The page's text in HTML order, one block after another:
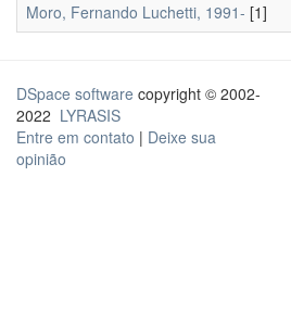
Moro, Fernando Luchetti, 1991- [1]
DSpace software copyright © 2002-
2022 LYRASIS
Entre em contato | Deixe sua
opinião